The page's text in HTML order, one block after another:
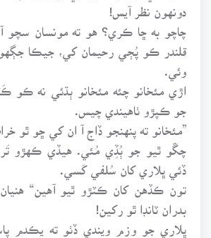
دونهون نظر آيس!
چاچو به ڇا ڪري؟ هو ته مونسان سچو
قلندر ڪو پُڄي رحيمان کي، جيڪا
اڙي مئخانو چئه مئخانو ٻڌئي نه ڪو
جو ڪپڙو ٺاهيندي چيس.
”مئخانو ته پنهنجو ڏاج آ ان کي ڇو ٿو
چڱو ٿيو جو ٻُڏِي مُئي. هيڏي ڪهڙو
ڏئي ڀلاري کان سُلفي کَسي.
تون ڪڏهن کان ڪٽڙو ٿيو آهين“
بدران ٽانڊا ٿو رکين!
ڀلاري جو وزم ويندي ڏٺو ته يڪدم پاسو